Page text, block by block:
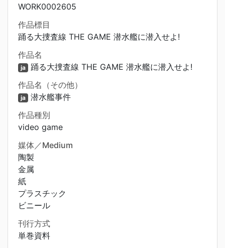
WORK0002605
作品標目
踊る大捜査線 THE GAME 潜水艦に潜入せよ!
作品名
ja 踊る大捜査線 THE GAME 潜水艦に潜入せよ!
作品名（その他）
ja 潜水艦事件
作品種別
video game
媒体／Medium
陶製
金属
紙
プラスチック
ビニール
刊行方式
単巻資料